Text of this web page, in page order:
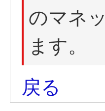
のマネ
ます。
戻る